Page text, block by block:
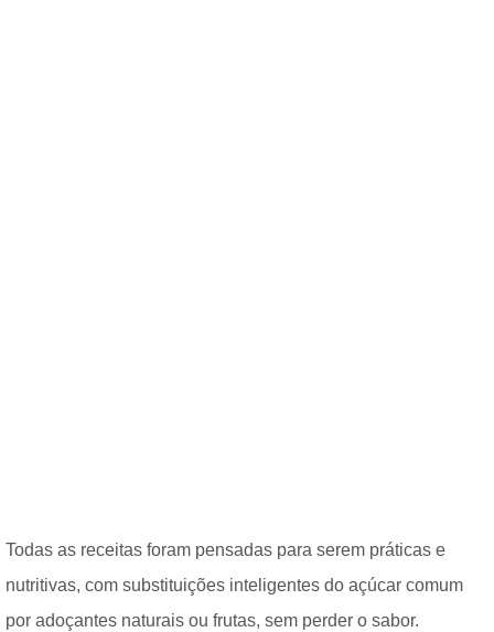
Todas as receitas foram pensadas para serem práticas e
nutritivas, com substituições inteligentes do açúcar comum
por adoçantes naturais ou frutas, sem perder o sabor.